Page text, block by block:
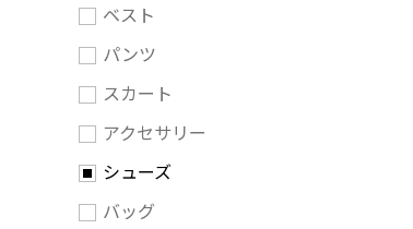
ベスト
パンツ
スカート
アクセサリー
シューズ
バッグ